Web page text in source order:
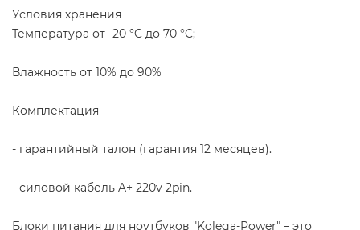
Условия хранения
Температура от -20 °C до 70 °C;
Влажность от 10% до 90%
Комплектация
- гарантийный талон (гарантия 12 месяцев).
- силовой кабель A+ 220v 2pin.
Блоки питания для ноутбуков "Kolega-Power" – это